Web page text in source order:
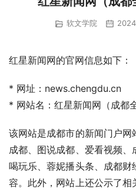
软文学院
红星新闻网的官网信息如下：
* 网址：news.chengdu.cn
* 网站名：红星新闻网（成都
该网站是成都市的新闻门户
成都、图说成都、爱看视频
喝玩乐、蓉妮播头条、成都
容。此外，网站上还公示了